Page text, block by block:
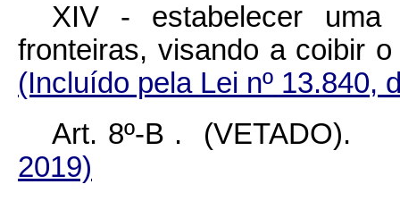
XIV - estabelecer uma
fronteiras, visando a
(Incluído pela Lei nº 13.840,
Art. 8º-B .
2019)